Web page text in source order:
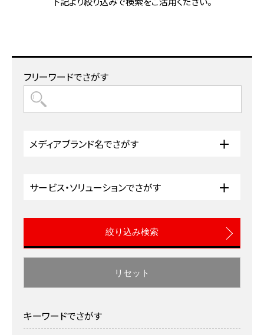
フリーワードでさがす
メディアブランド名でさがす
サービス・ソリューションでさがす
リセット
キーワードでさがす